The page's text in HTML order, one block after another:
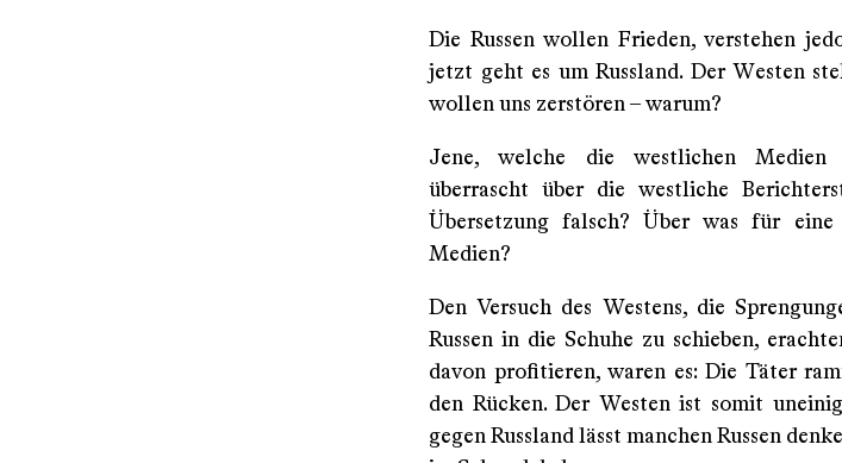
Die Russen wollen Frieden, verstehen
jetzt geht es um Russland. Der Westen
wollen uns zerstören – warum?
Jene, welche die westlichen Medien
überrascht über die westliche
Übersetzung falsch? Über was für
Medien?
Den Versuch des Westens, die
Russen in die Schuhe zu schieben,
davon profitieren, waren es: Die Täter
den Rücken. Der Westen ist somit
gegen Russland lässt manchen Russen